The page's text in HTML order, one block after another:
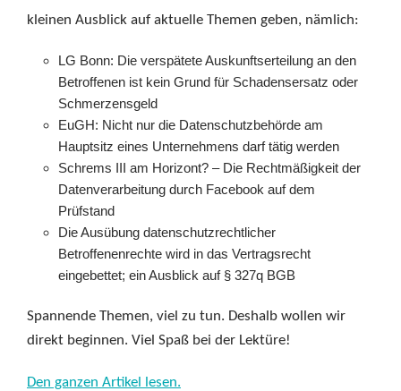
kleinen Ausblick auf aktuelle Themen geben, nämlich:
LG Bonn: Die verspätete Auskunftserteilung an den
Betroffenen ist kein Grund für Schadensersatz oder
Schmerzensgeld
EuGH: Nicht nur die Datenschutzbehörde am
Hauptsitz eines Unternehmens darf tätig werden
Schrems III am Horizont? – Die Rechtmäßigkeit der
Datenverarbeitung durch Facebook auf dem
Prüfstand
Die Ausübung datenschutzrechtlicher
Betroffenenrechte wird in das Vertragsrecht
eingebettet; ein Ausblick auf § 327q BGB
Spannende Themen, viel zu tun. Deshalb wollen wir
direkt beginnen. Viel Spaß bei der Lektüre!
Den ganzen Artikel lesen.